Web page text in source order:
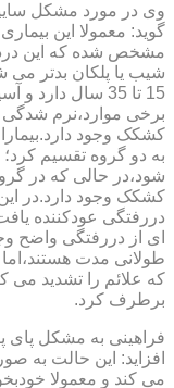
وی در مورد مشکل
گوید: معمولا این
مشخص شده که این درد
شیب یا پلکان بدتر می
15 تا 35 سال
برخی موارد،نرم شدگی
کشکک وجود
به دو گروه تقسیم
شود،در حالی که در
کشکک وجود دارد.در
دررفتگی عودکننده
ای از دررفتگی واضح
طولانی مدت
که علائم را تشدید می
برطرف کرد.
فراهینی به مشکل پای
افزاید: این حالت به
می کند و معمولا